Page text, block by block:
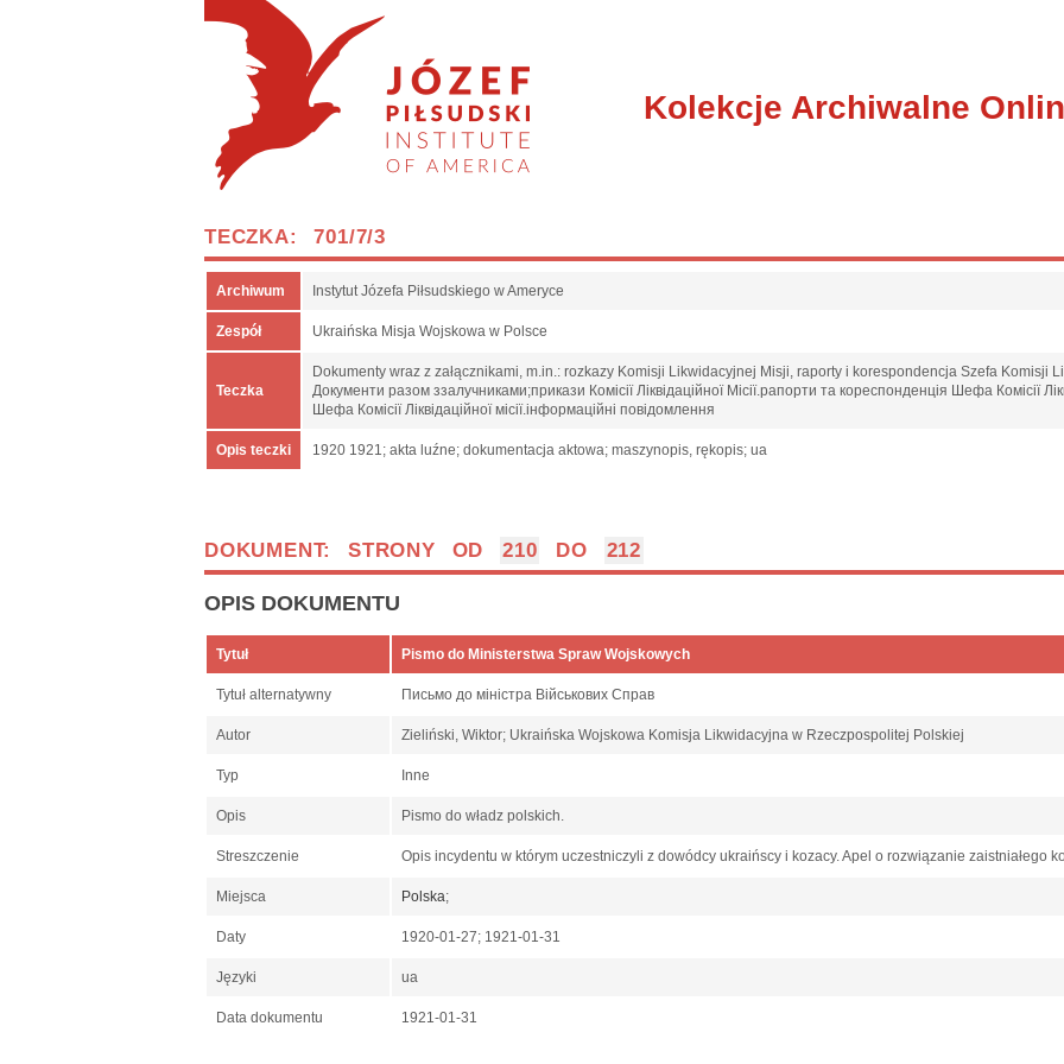
Kolekcje Archiwalne
TECZKA: 701/7/3
Archiwum Instytut Józefa Piłsudskiego w Ameryce
Zespół Ukraińska Misja Wojskowa w Polsce
Teczka
Dokumenty wraz z załącznikami, m.in.: rozkazy Komisji Likwidacyjnej Misji, raporty i korespondencja Szefa Komisji
Документи разом ззалучниками;прикази Комісії Ліквідаційної Місії.рапорти та кореспонденція Шефа Комісії
Шефа Комісії Ліквідаційної місії.інформаційні повідомлення
Opis teczki 1920 1921; akta luźne; dokumentacja aktowa; maszynopis, rękopis; ua
DOKUMENT: STRONY OD 210 DO 212
OPIS DOKUMENTU
Tytuł Pismo do Ministerstwa Spraw Wojskowych
Tytuł alternatywny Письмо до міністра Військових Справ
Autor Zieliński, Wiktor; Ukraińska Wojskowa Komisja Likwidacyjna w Rzeczpospolitej Polskiej
Typ Inne
Opis Pismo do władz polskich.
Streszczenie Opis incydentu w którym uczestniczyli z dowódcy ukraińscy i kozacy. Apel o rozwiązanie zaistniałego
Miejsca Polska;
Daty 1920-01-27; 1921-01-31
Języki ua
Data dokumentu 1921-01-31